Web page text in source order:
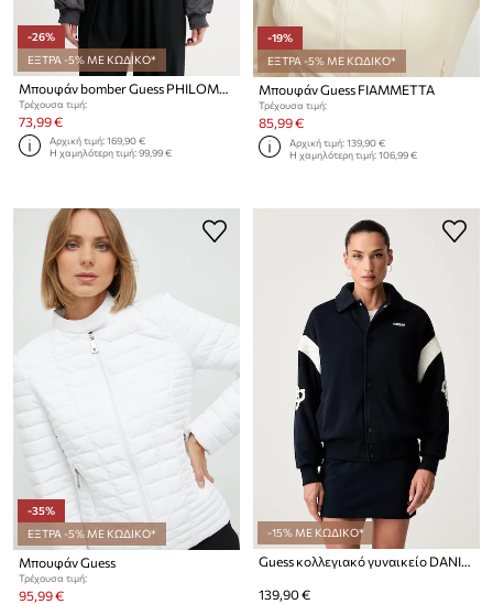
-26%
ΕΞΤΡΑ -5% ΜΕ ΚΩΔΙΚΟ*
Τρέχουσα τιμή:
73,99 €
Αρχική τιμή:169,90 €
Η χαμηλότερη τιμή:99,99 €
-19%
ΕΞΤΡΑ -5% ΜΕ ΚΩΔΙΚΟ*
Μπουφάν Guess FIAMMETTA
Τρέχουσα τιμή:
85,99 €
Αρχική τιμή:139,90 €
Η χαμηλότερη τιμή:106,99 €
-35%
ΕΞΤΡΑ -5% ΜΕ ΚΩΔΙΚΟ*
Μπουφάν Guess
Τρέχουσα τιμή:
95,99 €
-15% ΜΕ ΚΩΔΙΚΟ*
139,90 €